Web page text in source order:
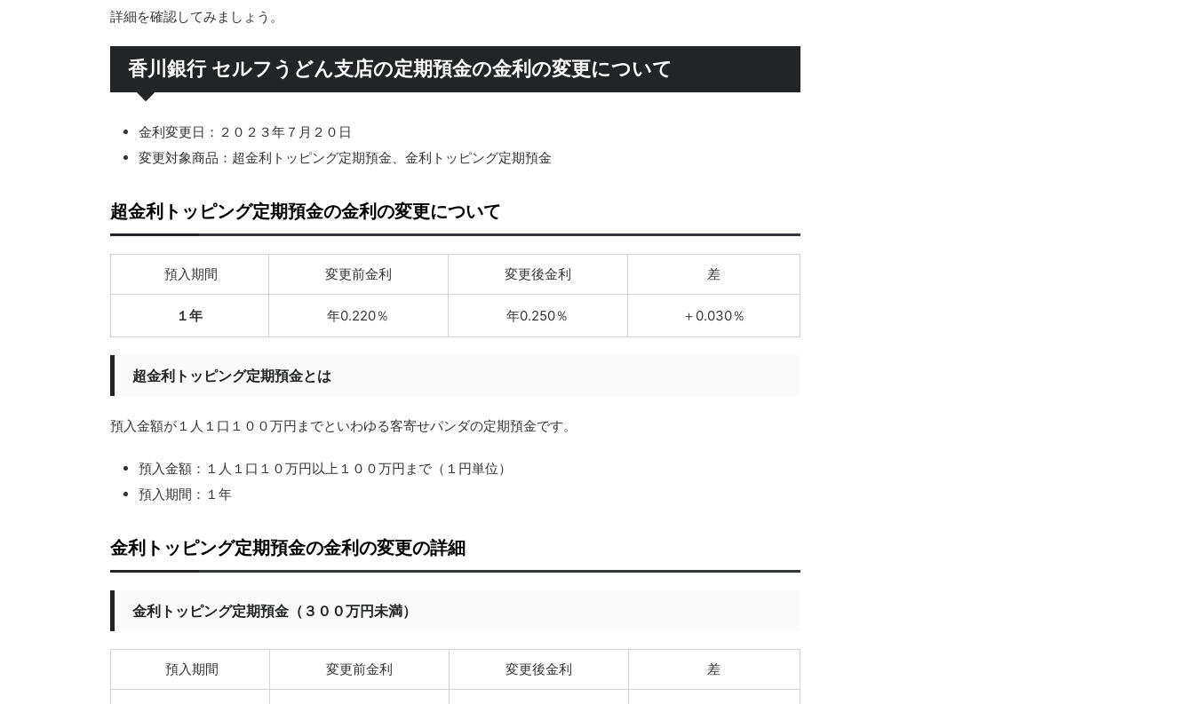
詳細を確認してみましょう。
香川銀行 セルフうどん支店の定期預金の金利の変更について
金利変更日：２０２３年７月２０日
変更対象商品：超金利トッピング定期預金、金利トッピング定期預金
超金利トッピング定期預金の金利の変更について
預入期間 変更前金利 変更後金利 差
１年 年0.220％ 年0.250％ ＋0.030％
超金利トッピング定期預金とは
預入金額が１人１口１００万円までといわゆる客寄せパンダの定期預金です。
預入金額：１人１口１０万円以上１００万円まで（１円単位）
預入期間：１年
金利トッピング定期預金の金利の変更の詳細
金利トッピング定期預金（３００万円未満）
預入期間 変更前金利 変更後金利 差